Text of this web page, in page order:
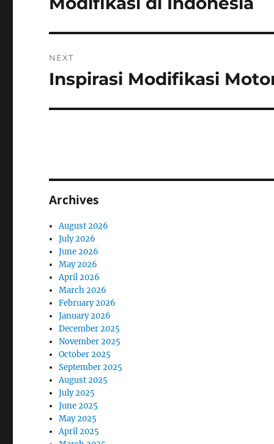
NEXT
Next
Inspirasi Modifikasi
Archives
August 2026
July 2026
June 2026
May 2026
April 2026
March 2026
February 2026
January 2026
December 2025
November 2025
October 2025
September 2025
August 2025
July 2025
June 2025
May 2025
April 2025